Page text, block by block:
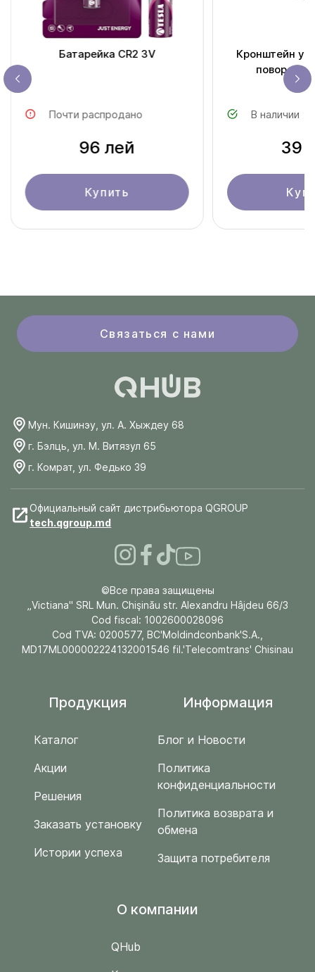
Батарейка CR2 3V
Почти распродано
96 лей
Купить
Кронштейн
В наличии
39
Связаться с нами
Мун. Кишинэу, ул. А. Хыждеу 68
г. Бэлць, ул. М. Витязул 65
г. Комрат, ул. Федько 39
Официальный сайт дистрибьютора QGROUP
tech.qgroup.md
©Все права защищены
„Victiana" SRL Mun. Chişinău str. Alexandru Hâjdeu 66/3
Cod fiscal: 1002600028096
Cod TVA: 0200577, BC'Moldindconbank'S.A.,
MD17ML000002224132001546 fil.'Telecomtrans' Chisinau
Продукция
Каталог
Акции
Решения
Заказать установку
Истории успеха
Информация
Блог и Новости
Политика
конфиденциальности
Политика возврата и
обмена
Защита потребителя
O компании
QHub